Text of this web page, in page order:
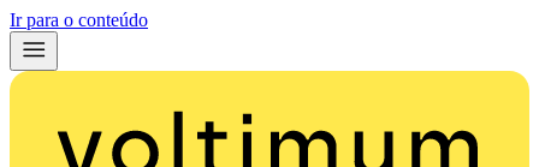
Ir para o conteúdo